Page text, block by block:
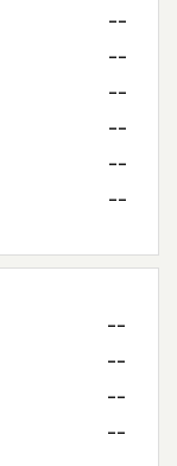
--
--
--
--
--
--
--
--
--
--